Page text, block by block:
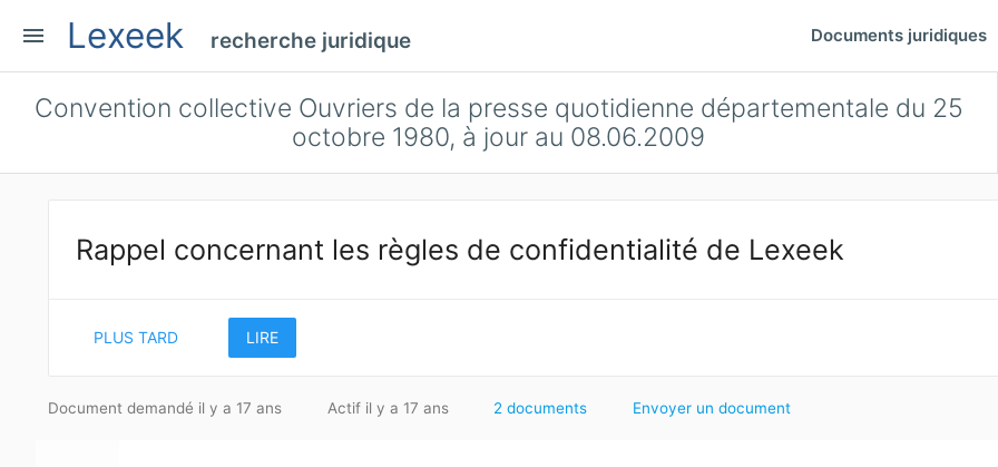
menu Lexeek recherche juridique Documents juridiques
Convention collective Ouvriers de la presse quotidienne départementale du 25
octobre 1980, à jour au 08.06.2009
Rappel concernant les règles de confidentialité de Lexeek
PLUS TARD LIRE
Document demandé il y a 17 ans Actif il y a 17 ans 2 documents Envoyer un document